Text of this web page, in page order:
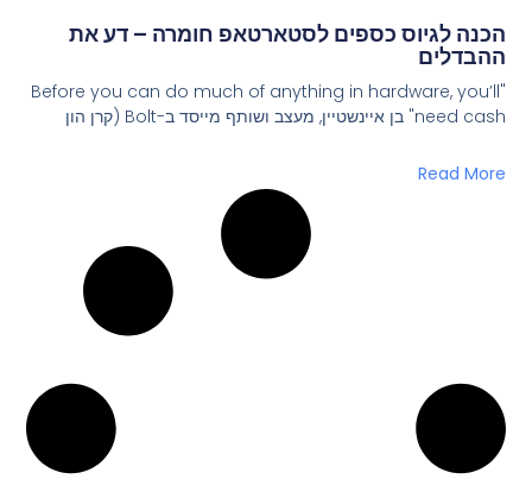
הכנה לגיוס כספים לסטארטאפ חומרה – דע את
ההבדלים
"Before you can do much of anything in hardware, you’ll
need cash" בן איינשטיין, מעצב ושותף מייסד ב-Bolt (קרן הון
Read More